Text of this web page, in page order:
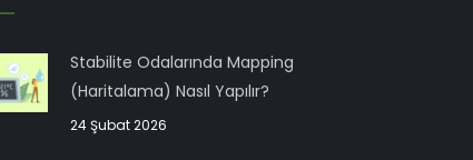
Stabilite Odalarında Mapping
(Haritalama) Nasıl Yapılır?
24 Şubat 2026